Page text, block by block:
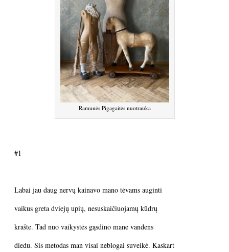
Ramunės Pigagaitės nuotrauka
#1
Labai jau daug nervų kainavo mano tėvams auginti
vaikus greta dviejų upių, nesuskaičiuojamų kūdrų
krašte. Tad nuo vaikystės gąsdino mane vandens
diedu. Šis metodas man visai neblogai suveikė. Kaskart